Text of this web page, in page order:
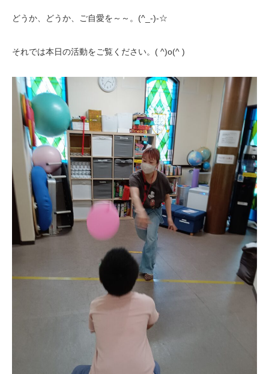
どうか、どうか、ご自愛を～～。(^_-)-☆
それでは本日の活動をご覧ください。( ^)o(^ )